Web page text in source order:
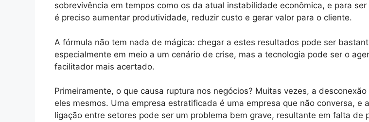
sobrevivência em tempos como os da atual instabilidade econômica, e para
é preciso aumentar produtividade, reduzir custo e gerar valor para o cliente.
A fórmula não tem nada de mágica: chegar a estes resultados pode ser
especialmente em meio a um cenário de crise, mas a tecnologia pode ser o
facilitador mais acertado.
Primeiramente, o que causa ruptura nos negócios? Muitas vezes, a
eles mesmos. Uma empresa estratificada é uma empresa que não conversa, e
ligação entre setores pode ser um problema bem grave, resultante em falta de